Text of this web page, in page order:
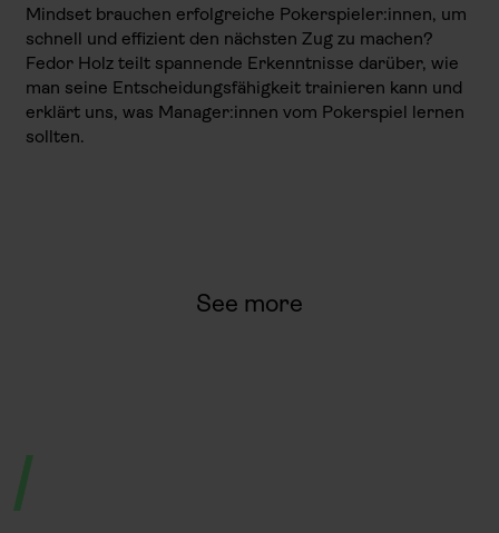
Mindset brauchen erfolgreiche Pokerspieler:innen, um
schnell und effizient den nächsten Zug zu machen?
Fedor Holz teilt spannende Erkenntnisse darüber, wie
man seine Entscheidungsfähigkeit trainieren kann und
erklärt uns, was Manager:innen vom Pokerspiel lernen
sollten.
See more